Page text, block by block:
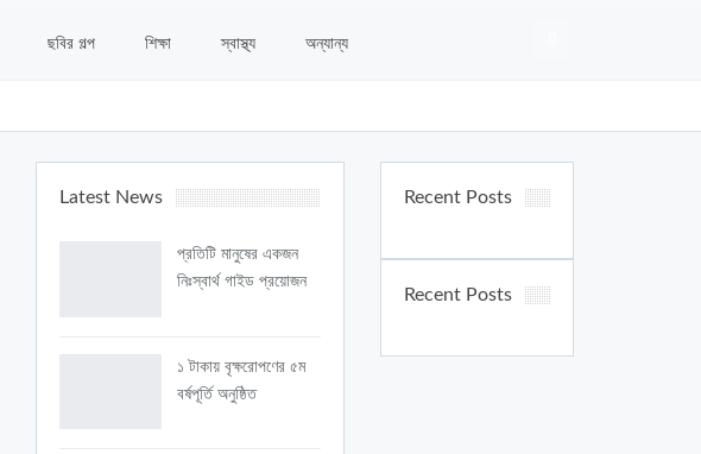
ছবির গল্প শিক্ষা স্বাস্থ্য অন্যান্য
Latest News
প্রতিটি মানুষের একজন
নিঃস্বার্থ গাইড প্রয়োজন
১ টাকায় বৃক্ষরোপণের ৫ম
বর্ষপূর্তি অনুষ্ঠিত
Recent Posts
Recent Posts